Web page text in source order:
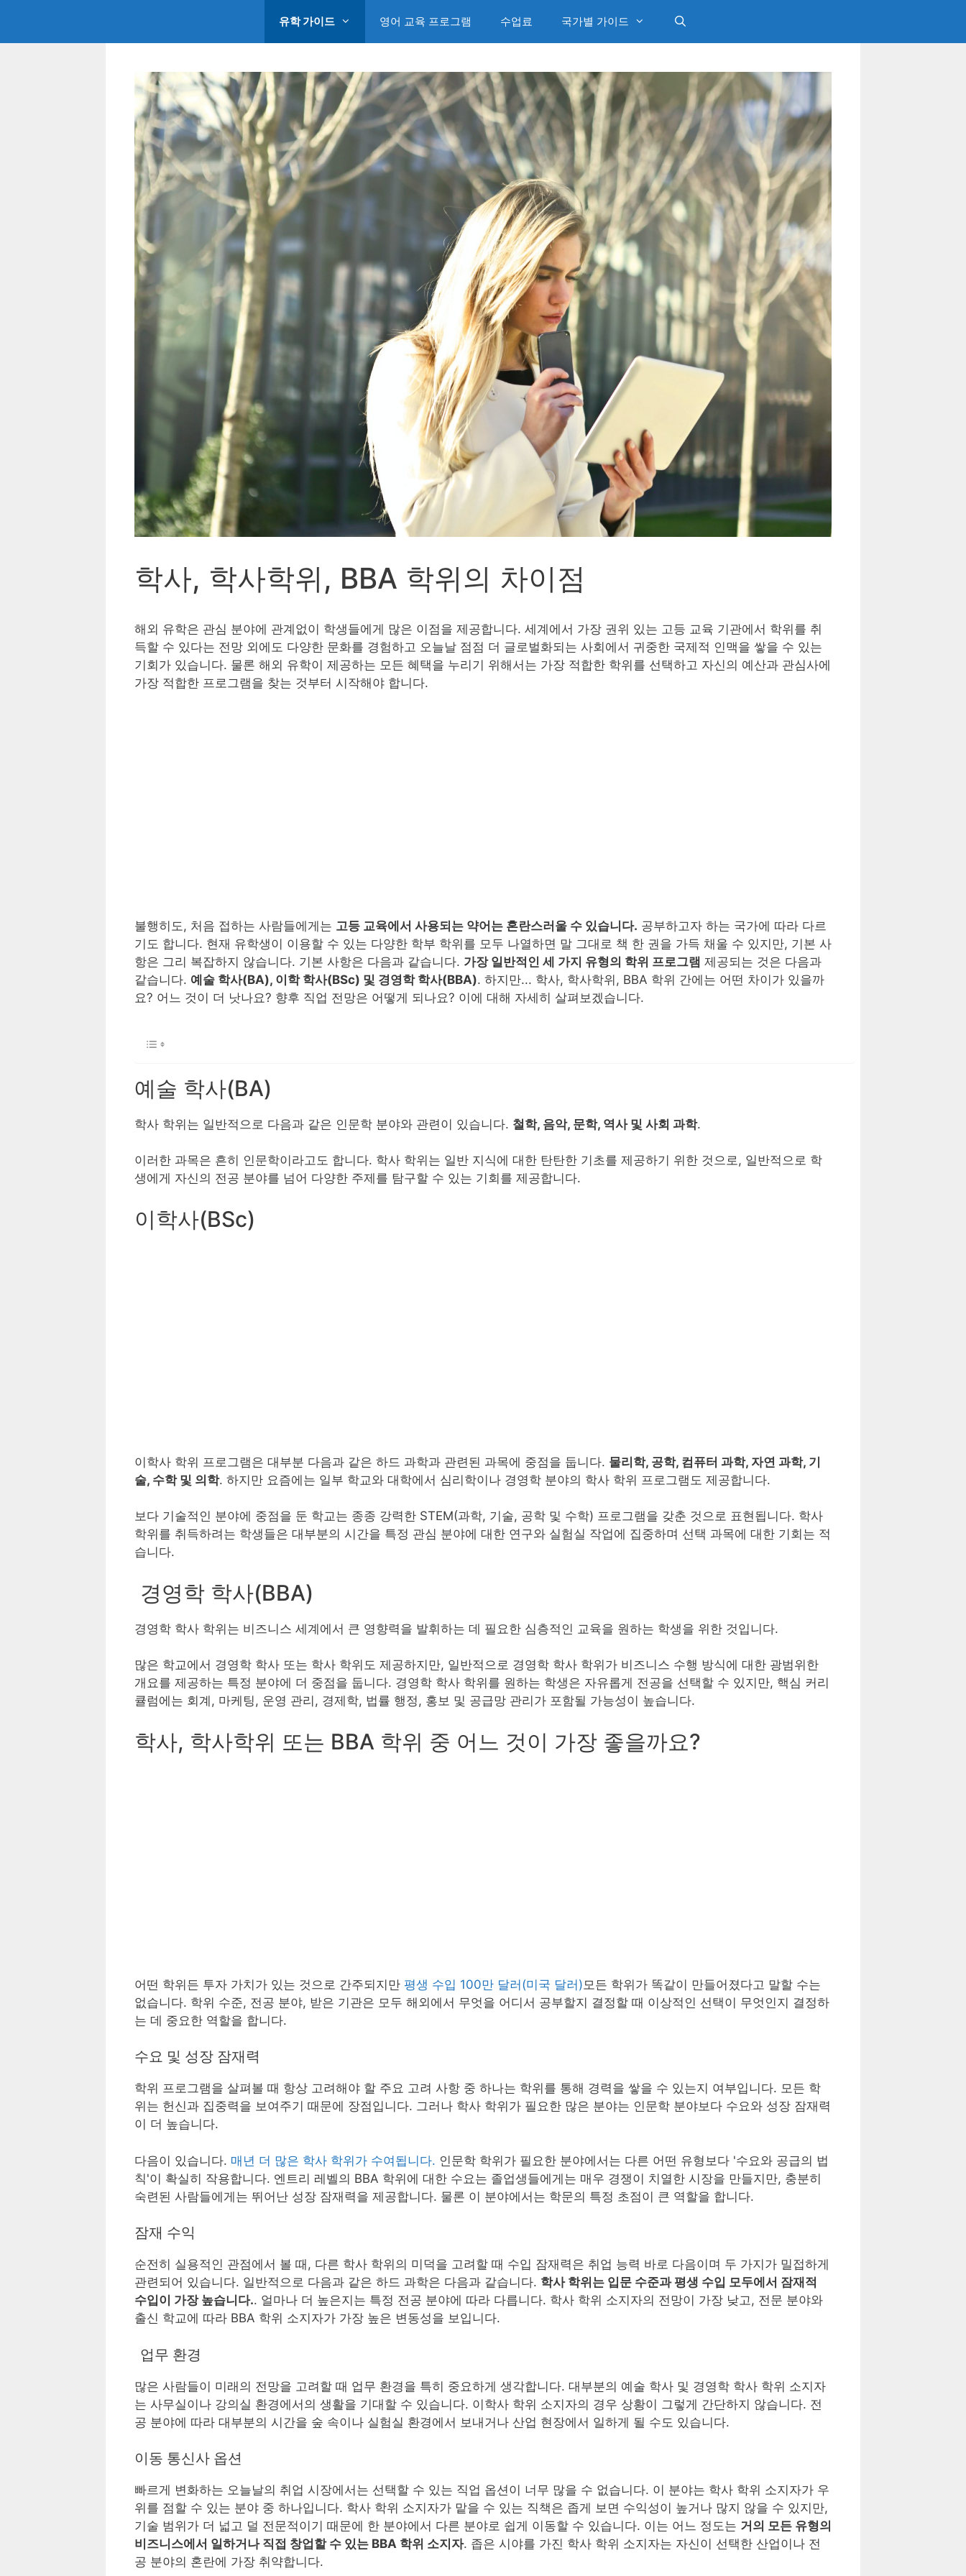
츠
유학 가이드 영어 교육 프로그램 수업료 국가별 가이드
학사, 학사학위, BBA 학위의 차이점
해외 유학은 관심 분야에 관계없이 학생들에게 많은 이점을 제공합니다. 세계에서 가장 권위 있는 고등 교육 기관에서 학위를 취
득할 수 있다는 전망 외에도 다양한 문화를 경험하고 오늘날 점점 더 글로벌화되는 사회에서 귀중한 국제적 인맥을 쌓을 수 있는
기회가 있습니다. 물론 해외 유학이 제공하는 모든 혜택을 누리기 위해서는 가장 적합한 학위를 선택하고 자신의 예산과 관심사에
가장 적합한 프로그램을 찾는 것부터 시작해야 합니다.
불행히도, 처음 접하는 사람들에게는 고등 교육에서 사용되는 약어는 혼란스러울 수 있습니다. 공부하고자 하는 국가에 따라 다르
기도 합니다. 현재 유학생이 이용할 수 있는 다양한 학부 학위를 모두 나열하면 말 그대로 책 한 권을 가득 채울 수 있지만, 기본 사
항은 그리 복잡하지 않습니다. 기본 사항은 다음과 같습니다. 가장 일반적인 세 가지 유형의 학위 프로그램 제공되는 것은 다음과
같습니다. 예술 학사(BA), 이학 학사(BSc) 및 경영학 학사(BBA). 하지만... 학사, 학사학위, BBA 학위 간에는 어떤 차이가 있을까
요? 어느 것이 더 낫나요? 향후 직업 전망은 어떻게 되나요? 이에 대해 자세히 살펴보겠습니다.
예술 학사(BA)
학사 학위는 일반적으로 다음과 같은 인문학 분야와 관련이 있습니다. 철학, 음악, 문학, 역사 및 사회 과학.
이러한 과목은 흔히 인문학이라고도 합니다. 학사 학위는 일반 지식에 대한 탄탄한 기초를 제공하기 위한 것으로, 일반적으로 학
생에게 자신의 전공 분야를 넘어 다양한 주제를 탐구할 수 있는 기회를 제공합니다.
이학사(BSc)
이학사 학위 프로그램은 대부분 다음과 같은 하드 과학과 관련된 과목에 중점을 둡니다. 물리학, 공학, 컴퓨터 과학, 자연 과학, 기
술, 수학 및 의학. 하지만 요즘에는 일부 학교와 대학에서 심리학이나 경영학 분야의 학사 학위 프로그램도 제공합니다.
보다 기술적인 분야에 중점을 둔 학교는 종종 강력한 STEM(과학, 기술, 공학 및 수학) 프로그램을 갖춘 것으로 표현됩니다. 학사
학위를 취득하려는 학생들은 대부분의 시간을 특정 관심 분야에 대한 연구와 실험실 작업에 집중하며 선택 과목에 대한 기회는 적
습니다.
경영학 학사(BBA)
경영학 학사 학위는 비즈니스 세계에서 큰 영향력을 발휘하는 데 필요한 심층적인 교육을 원하는 학생을 위한 것입니다.
많은 학교에서 경영학 학사 또는 학사 학위도 제공하지만, 일반적으로 경영학 학사 학위가 비즈니스 수행 방식에 대한 광범위한
개요를 제공하는 특정 분야에 더 중점을 둡니다. 경영학 학사 학위를 원하는 학생은 자유롭게 전공을 선택할 수 있지만, 핵심 커리
큘럼에는 회계, 마케팅, 운영 관리, 경제학, 법률 행정, 홍보 및 공급망 관리가 포함될 가능성이 높습니다.
학사, 학사학위 또는 BBA 학위 중 어느 것이 가장 좋을까요?
어떤 학위든 투자 가치가 있는 것으로 간주되지만 평생 수입 100만 달러(미국 달러) 모든 학위가 똑같이 만들어졌다고 말할 수는
없습니다. 학위 수준, 전공 분야, 받은 기관은 모두 해외에서 무엇을 어디서 공부할지 결정할 때 이상적인 선택이 무엇인지 결정하
는 데 중요한 역할을 합니다.
수요 및 성장 잠재력
학위 프로그램을 살펴볼 때 항상 고려해야 할 주요 고려 사항 중 하나는 학위를 통해 경력을 쌓을 수 있는지 여부입니다. 모든 학
위는 헌신과 집중력을 보여주기 때문에 장점입니다. 그러나 학사 학위가 필요한 많은 분야는 인문학 분야보다 수요와 성장 잠재력
이 더 높습니다.
다음이 있습니다. 매년 더 많은 학사 학위가 수여됩니다. 인문학 학위가 필요한 분야에서는 다른 어떤 유형보다 '수요와 공급의 법
칙'이 확실히 작용합니다. 엔트리 레벨의 BBA 학위에 대한 수요는 졸업생들에게는 매우 경쟁이 치열한 시장을 만들지만, 충분히
숙련된 사람들에게는 뛰어난 성장 잠재력을 제공합니다. 물론 이 분야에서는 학문의 특정 초점이 큰 역할을 합니다.
잠재 수익
순전히 실용적인 관점에서 볼 때, 다른 학사 학위의 미덕을 고려할 때 수입 잠재력은 취업 능력 바로 다음이며 두 가지가 밀접하게
관련되어 있습니다. 일반적으로 다음과 같은 하드 과학은 다음과 같습니다. 학사 학위는 입문 수준과 평생 수입 모두에서 잠재적
수입이 가장 높습니다.. 얼마나 더 높은지는 특정 전공 분야에 따라 다릅니다. 학사 학위 소지자의 전망이 가장 낮고, 전문 분야와
출신 학교에 따라 BBA 학위 소지자가 가장 높은 변동성을 보입니다.
업무 환경
많은 사람들이 미래의 전망을 고려할 때 업무 환경을 특히 중요하게 생각합니다. 대부분의 예술 학사 및 경영학 학사 학위 소지자
는 사무실이나 강의실 환경에서의 생활을 기대할 수 있습니다. 이학사 학위 소지자의 경우 상황이 그렇게 간단하지 않습니다. 전
공 분야에 따라 대부분의 시간을 숲 속이나 실험실 환경에서 보내거나 산업 현장에서 일하게 될 수도 있습니다.
이동 통신사 옵션
빠르게 변화하는 오늘날의 취업 시장에서는 선택할 수 있는 직업 옵션이 너무 많을 수 없습니다. 이 분야는 학사 학위 소지자가 우
위를 점할 수 있는 분야 중 하나입니다. 학사 학위 소지자가 맡을 수 있는 직책은 좁게 보면 수익성이 높거나 많지 않을 수 있지만,
기술 범위가 더 넓고 덜 전문적이기 때문에 한 분야에서 다른 분야로 쉽게 이동할 수 있습니다. 이는 어느 정도는 거의 모든 유형의
비즈니스에서 일하거나 직접 창업할 수 있는 BBA 학위 소지자. 좁은 시야를 가진 학사 학위 소지자는 자신이 선택한 산업이나 전
공 분야의 혼란에 가장 취약합니다.